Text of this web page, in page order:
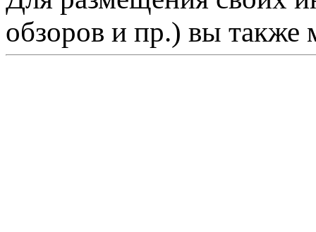
обзоров и пр.) вы также